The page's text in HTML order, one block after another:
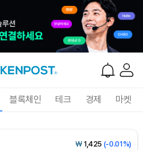
블록체인 테크 경제 마켓
₩91,436,285(-1.00%)
₩2,700,689(-0.75%)
(+0.01%)
₩ 835,548 (-1.75%)